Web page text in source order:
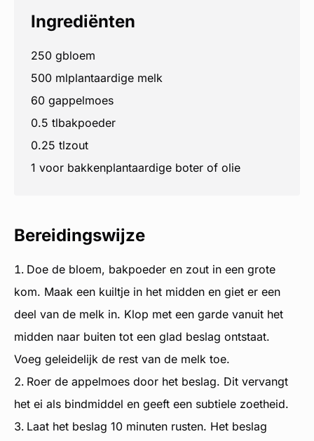
Ingrediënten
250 gbloem
500 mlplantaardige melk
60 gappelmoes
0.5 tlbakpoeder
0.25 tlzout
1 voor bakkenplantaardige boter of olie
Bereidingswijze
Doe de bloem, bakpoeder en zout in een grote
kom. Maak een kuiltje in het midden en giet er een
deel van de melk in. Klop met een garde vanuit het
midden naar buiten tot een glad beslag ontstaat.
Voeg geleidelijk de rest van de melk toe.
Roer de appelmoes door het beslag. Dit vervangt
het ei als bindmiddel en geeft een subtiele zoetheid.
Laat het beslag 10 minuten rusten. Het beslag